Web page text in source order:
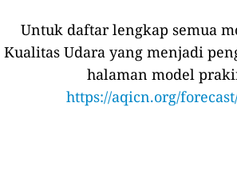
Untuk daftar lengkap semua
Kualitas Udara yang menjadi
halaman model
https://aqicn.org/